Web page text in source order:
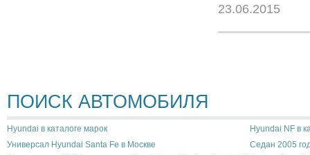
23.06.2015
ПОИСК АВТОМОБИЛЯ
Hyundai в каталоге марок
Hyundai NF в
Универсал Hyundai Santa Fe в Москве
Седан 2005